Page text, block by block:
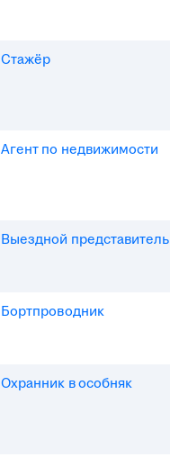
Стажёр
Агент по недвижимости
Выездной представитель
Бортпроводник
Охранник в особняк